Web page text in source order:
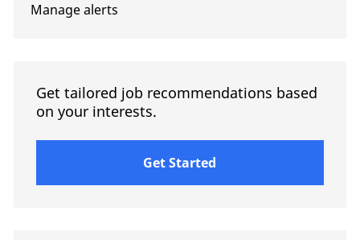
Manage alerts
Get tailored job recommendations based
on your interests.
Get Started